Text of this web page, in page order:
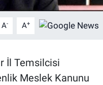
A- A+
İl Temsilcisi
Meslek Kanunu